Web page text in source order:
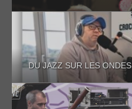
DU JAZZ SUR LES ONDES